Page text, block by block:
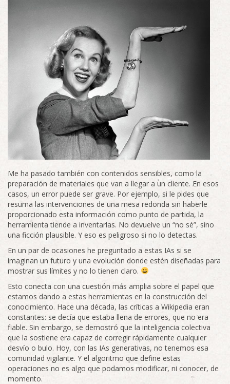
Me ha pasado también con contenidos sensibles, como la
preparación de materiales que van a llegar a un cliente. En esos
casos, un error puede ser grave. Por ejemplo, si le pides que
resuma las intervenciones de una mesa redonda sin haberle
proporcionado esta información como punto de partida, la
herramienta tiende a inventarlas. No devuelve un “no sé”, sino
una ficción plausible. Y eso es peligroso si no lo detectas.
En un par de ocasiones he preguntado a estas IAs si se
imaginan un futuro y una evolución donde estén diseñadas para
mostrar sus límites y no lo tienen claro.
Esto conecta con una cuestión más amplia sobre el papel que
estamos dando a estas herramientas en la construcción del
conocimiento. Hace una década, las críticas a Wikipedia eran
constantes: se decía que estaba llena de errores, que no era
fiable. Sin embargo, se demostró que la inteligencia colectiva
que la sostiene era capaz de corregir rápidamente cualquier
desvío o bulo. Hoy, con las IAs generativas, no tenemos esa
comunidad vigilante. Y el algoritmo que define estas
operaciones no es algo que podamos modificar, ni conocer, de
momento.